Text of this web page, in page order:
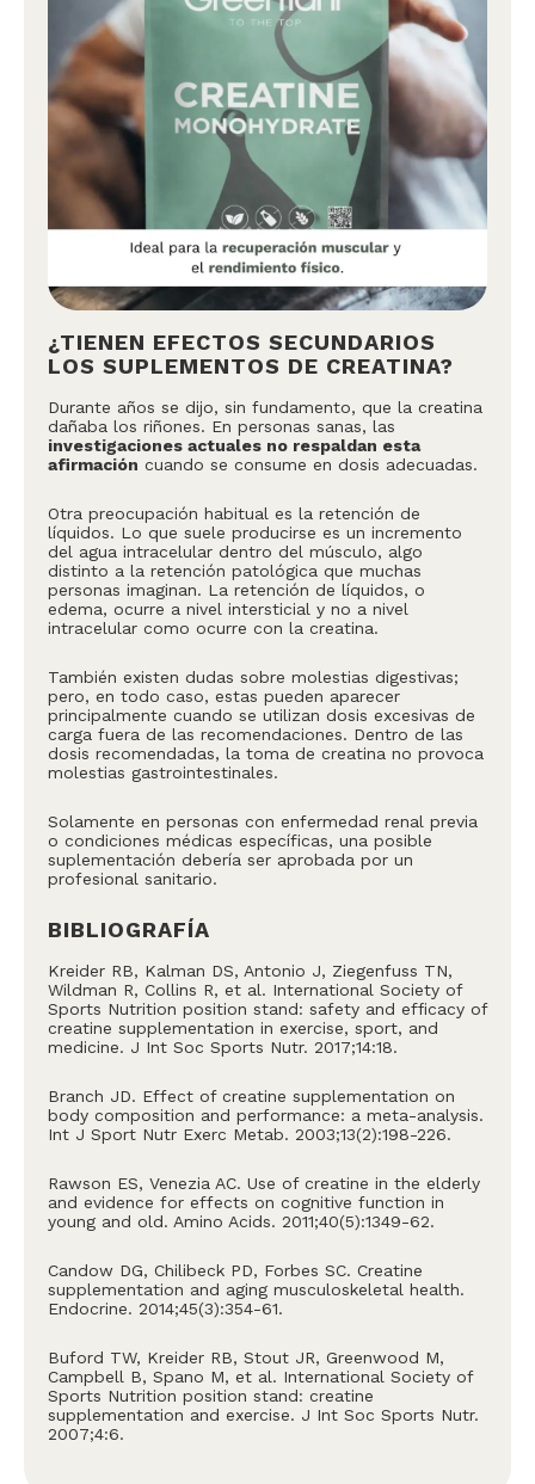
¿TIENEN EFECTOS SECUNDARIOS
LOS SUPLEMENTOS DE CREATINA?
Durante años se dijo, sin fundamento, que la creatina
dañaba los riñones. En personas sanas, las
investigaciones actuales no respaldan esta
afirmación cuando se consume en dosis adecuadas.
Otra preocupación habitual es la retención de
líquidos. Lo que suele producirse es un incremento
del agua intracelular dentro del músculo, algo
distinto a la retención patológica que muchas
personas imaginan. La retención de líquidos, o
edema, ocurre a nivel intersticial y no a nivel
intracelular como ocurre con la creatina.
También existen dudas sobre molestias digestivas;
pero, en todo caso, estas pueden aparecer
principalmente cuando se utilizan dosis excesivas de
carga fuera de las recomendaciones. Dentro de las
dosis recomendadas, la toma de creatina no provoca
molestias gastrointestinales.
Solamente en personas con enfermedad renal previa
o condiciones médicas específicas, una posible
suplementación debería ser aprobada por un
profesional sanitario.
BIBLIOGRAFÍA
Kreider RB, Kalman DS, Antonio J, Ziegenfuss TN,
Wildman R, Collins R, et al. International Society of
Sports Nutrition position stand: safety and efficacy of
creatine supplementation in exercise, sport, and
medicine. J Int Soc Sports Nutr. 2017;14:18.
Branch JD. Effect of creatine supplementation on
body composition and performance: a meta-analysis.
Int J Sport Nutr Exerc Metab. 2003;13(2):198-226.
Rawson ES, Venezia AC. Use of creatine in the elderly
and evidence for effects on cognitive function in
young and old. Amino Acids. 2011;40(5):1349-62.
Candow DG, Chilibeck PD, Forbes SC. Creatine
supplementation and aging musculoskeletal health.
Endocrine. 2014;45(3):354-61.
Buford TW, Kreider RB, Stout JR, Greenwood M,
Campbell B, Spano M, et al. International Society of
Sports Nutrition position stand: creatine
supplementation and exercise. J Int Soc Sports Nutr.
2007;4:6.